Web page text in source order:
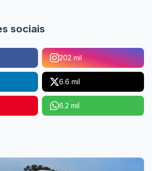
sociais
202 mil
6.6 mil
6.2 mil